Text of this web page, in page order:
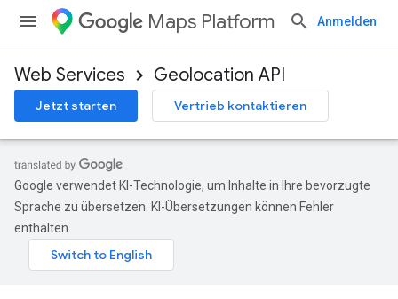
Maps Platform Anmelden
Web Services Geolocation API
Jetzt starten Vertrieb kontaktieren
Google verwendet KI-Technologie, um Inhalte in Ihre bevorzugte
Sprache zu übersetzen. KI-Übersetzungen können Fehler
enthalten.